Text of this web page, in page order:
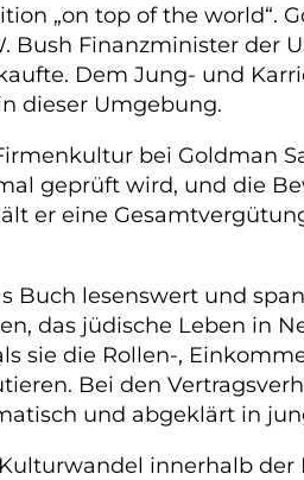
„on top of the world“.
Bush Finanzminister der
Dem Jung- und
dieser Umgebung.
bei Goldman
geprüft wird, und die
er eine
Buch lesenswert und
das jüdische Leben in
sie die Rollen-,
Bei den
und abgeklärt in
innerhalb der